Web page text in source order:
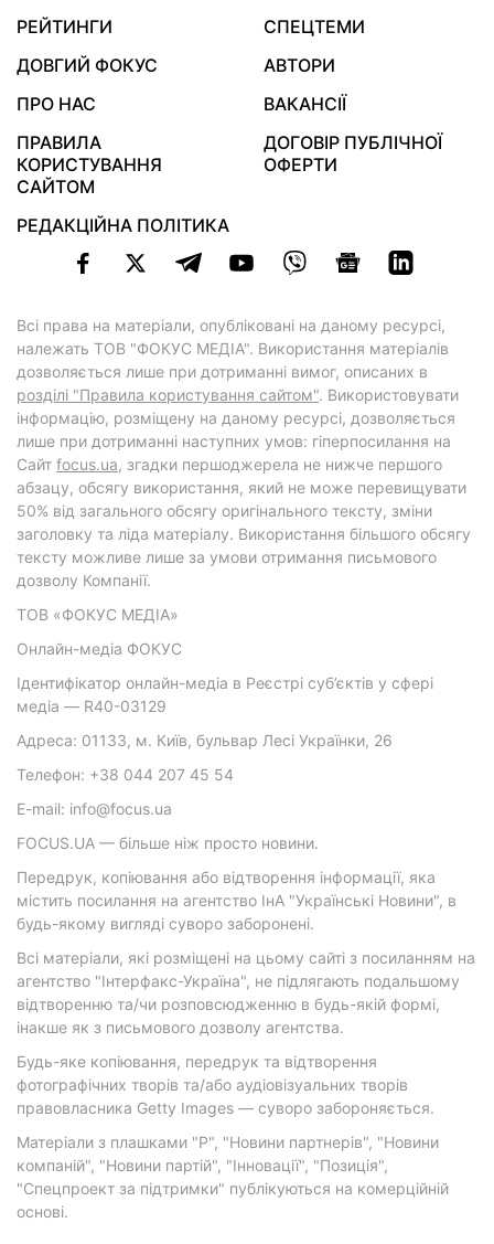
РЕЙТИНГИ
СПЕЦТЕМИ
ДОВГИЙ ФОКУС
АВТОРИ
ПРО НАС
ВАКАНСІЇ
ПРАВИЛА
КОРИСТУВАННЯ
САЙТОМ
ДОГОВІР ПУБЛІЧНОЇ
ОФЕРТИ
РЕДАКЦІЙНА ПОЛІТИКА
Всі права на матеріали, опубліковані на даному ресурсі,
належать ТОВ "ФОКУС МЕДІА". Використання матеріалів
дозволяється лише при дотриманні вимог, описаних в
розділі "Правила користування сайтом". Використовувати
інформацію, розміщену на даному ресурсі, дозволяється
лише при дотриманні наступних умов: гіперпосилання на
Cайт focus.ua, згадки першоджерела не нижче першого
абзацу, обсягу використання, який не може перевищувати
50% від загального обсягу оригінального тексту, зміни
заголовку та ліда матеріалу. Використання більшого обсягу
тексту можливе лише за умови отримання письмового
дозволу Компанії.
ТОВ «ФОКУС МЕДІА»
Онлайн-медіа ФОКУС
Ідентифікатор онлайн-медіа в Реєстрі суб’єктів у сфері
медіа — R40-03129
Адреса: 01133, м. Київ, бульвар Лесі Українки, 26
Телефон: +38 044 207 45 54
E-mail: info@focus.ua
FOCUS.UA — більше ніж просто новини.
Передрук, копіювання або відтворення інформації, яка
містить посилання на агентство ІнА "Українські Новини", в
будь-якому вигляді суворо заборонені.
Всі матеріали, які розміщені на цьому сайті з посиланням на
агентство "Інтерфакс-Україна", не підлягають подальшому
відтворенню та/чи розповсюдженню в будь-якій формі,
інакше як з письмового дозволу агентства.
Будь-яке копіювання, передрук та відтворення
фотографічних творів та/або аудіовізуальних творів
правовласника Getty Images — суворо забороняється.
Матеріали з плашками "Р", "Новини партнерів", "Новини
компаній", "Новини партій", "Інновації", "Позиція",
"Спецпроект за підтримки" публікуються на комерційній
основі.